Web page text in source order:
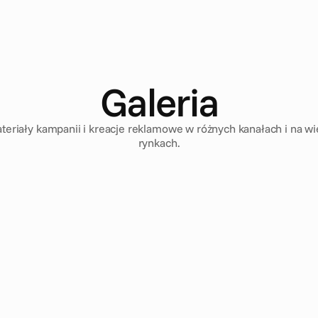
Galeria
kampanii i kreacje reklamowe w różnych kanałach i na
rynkach.